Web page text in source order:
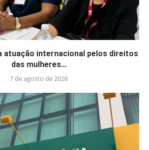
atuação internacional pelos direitos
das mulheres...
7 de agosto de 2026